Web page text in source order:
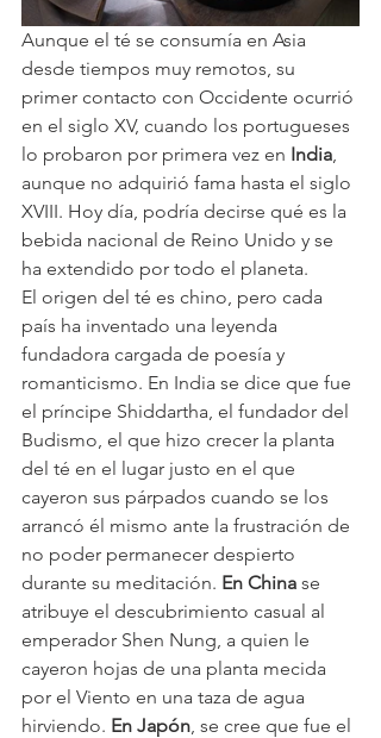
Aunque el té se consumía en Asia
desde tiempos muy remotos, su
primer contacto con Occidente ocurrió
en el siglo XV, cuando los portugueses
lo probaron por primera vez en India,
aunque no adquirió fama hasta el siglo
XVIII. Hoy día, podría decirse qué es la
bebida nacional de Reino Unido y se
ha extendido por todo el planeta.
El origen del té es chino, pero cada
país ha inventado una leyenda
fundadora cargada de poesía y
romanticismo. En India se dice que fue
el príncipe Shiddartha, el fundador del
Budismo, el que hizo crecer la planta
del té en el lugar justo en el que
cayeron sus párpados cuando se los
arrancó él mismo ante la frustración de
no poder permanecer despierto
durante su meditación. En China se
atribuye el descubrimiento casual al
emperador Shen Nung, a quien le
cayeron hojas de una planta mecida
por el Viento en una taza de agua
hirviendo. En Japón, se cree que fue el